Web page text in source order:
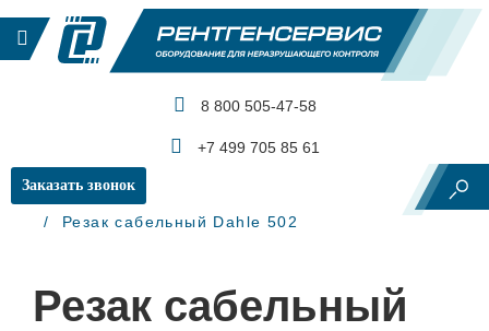
8 800 505-47-58
+7 499 705 85 61
Заказать звонок
Главная Рентгеновский контроль
Резаки
Резак сабельный Dahle 502
Резак сабельный